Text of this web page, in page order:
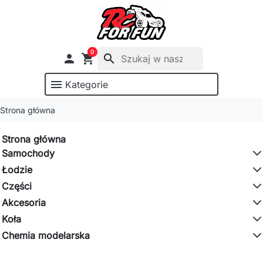
 shopping_cart
0
search
menu Kategorie
Strona główna
Strona główna
Samochody
Łodzie
Części
Akcesoria
Koła
Chemia modelarska